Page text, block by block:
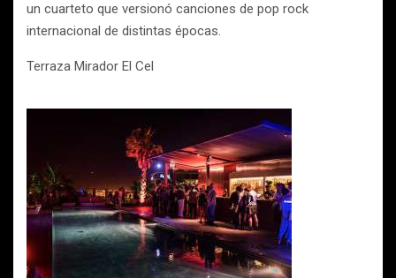
un cuarteto que versionó canciones de pop rock
internacional de distintas épocas.
Terraza Mirador El Cel